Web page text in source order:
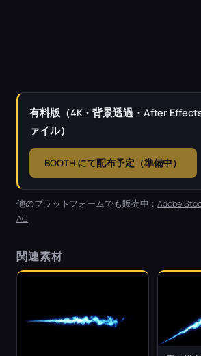
有料版（4K・背景透過・After
ァイル）
BOOTH にて配布予定（準備中）
他のプラットフォームでも販売中：Adobe
AC
関連素材